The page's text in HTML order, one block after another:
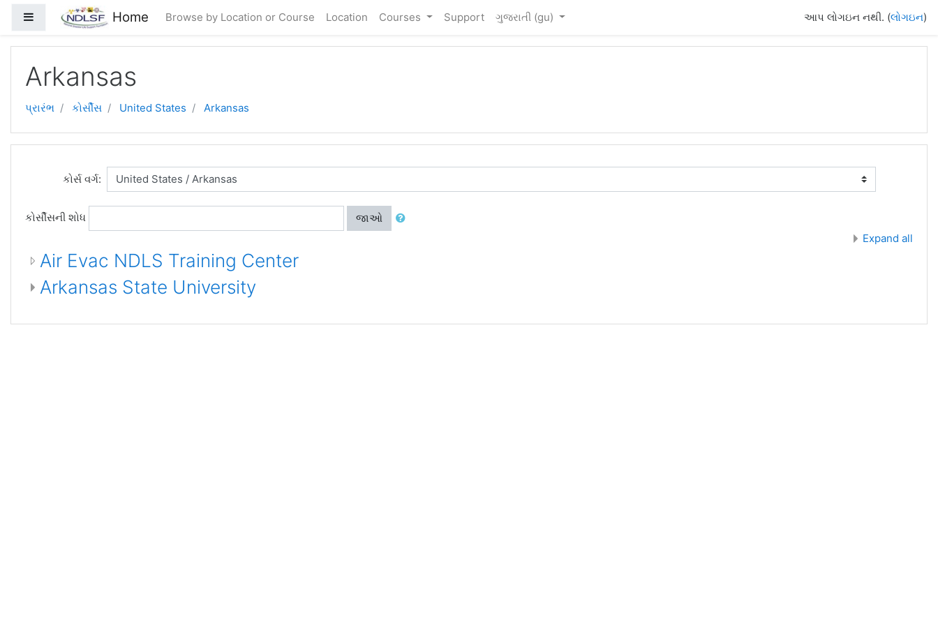
મુખ્ય વિષયવસ્તુ પર જાઓ
Side panel Home Browse by Location or Course Location Courses Support ગુજરાતી ‎(gu)‎ આપ લોગઇન નથી. (લોગઇન)
Arkansas
પ્રારંભ કોર્સીસ United States Arkansas
કોર્સ વર્ગ:
કોર્સીસની શોધ
જાઓ
Expand all
Air Evac NDLS Training Center
Arkansas State University